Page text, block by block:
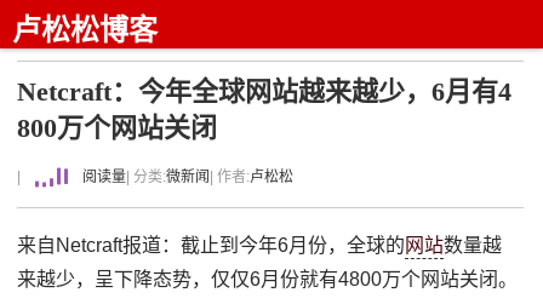
卢松松博客
Netcraft：今年全球网站越来越少，6月有4
800万个网站关闭
阅读量 | 分类:微新闻 | 作者:卢松松
来自Netcraft报道：截止到今年6月份，全球的 网站数量越
来越少，呈下降态势，仅仅6月份就有4800万个网站关闭。